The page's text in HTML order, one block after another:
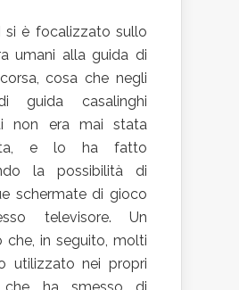
si è focalizzato sullo
umani alla guida di
cosa che negli
guida casalinghi
non era mai stata
e lo ha fatto
la possibilità di
schermate di gioco
televisore. Un
che, in seguito, molti
utilizzato nei propri